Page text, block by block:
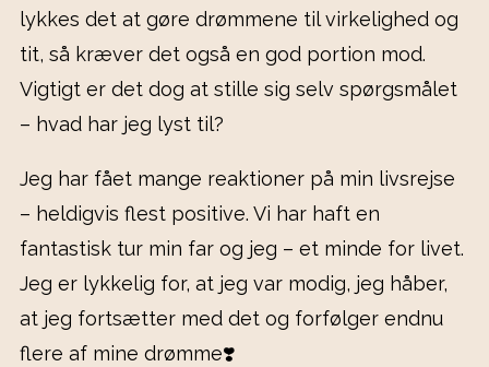
lykkes det at gøre drømmene til virkelighed og
tit, så kræver det også en god portion mod.
Vigtigt er det dog at stille sig selv spørgsmålet
– hvad har jeg lyst til?
Jeg har fået mange reaktioner på min livsrejse
– heldigvis flest positive. Vi har haft en
fantastisk tur min far og jeg – et minde for livet.
Jeg er lykkelig for, at jeg var modig, jeg håber,
at jeg fortsætter med det og forfølger endnu
flere af mine drømme❣️